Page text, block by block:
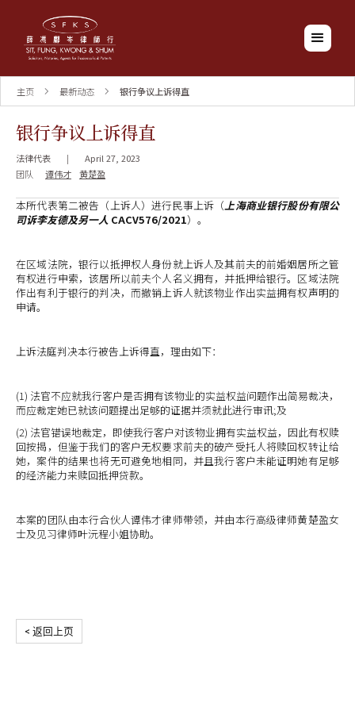
主页 最新动态 银行争议上诉得直
银行争议上诉得直
法律代表 |
April 27, 2023
团队
谭伟才 黄楚盈
本所代表第二被告（上诉人）进行民事上诉（ 上海商业银行股份有限公
司诉李友德及另一人 CACV576/2021）。
在区域法院，银行以抵押权人身份就上诉人及其前夫的前婚姻居所之管
有权进行申索，该居所以前夫个人名义拥有，并抵押给银行。区域法院
作出有利于银行的判决，而撤销上诉人就该物业作出实益拥有权声明的
申请。
上诉法庭判决本行被告上诉得直，理由如下：
(1) 法官不应就我行客户是否拥有该物业的实益权益问题作出简易裁决，
而应裁定她已就该问题提出足够的证据并须就此进行审讯;及
(2) 法官错误地裁定，即使我行客户对该物业拥有实益权益，因此有权赎
回按揭，但鉴于我们的客户无权要求前夫的破产受托人将赎回权转让给
她，案件的结果也将无可避免地相同，并且我行客户未能证明她有足够
的经济能力来赎回抵押贷款。
本案的团队由本行合伙人谭伟才律师带领，并由本行高级律师黄楚盈女
士及见习律师叶沅程小姐协助。
< 返回上页